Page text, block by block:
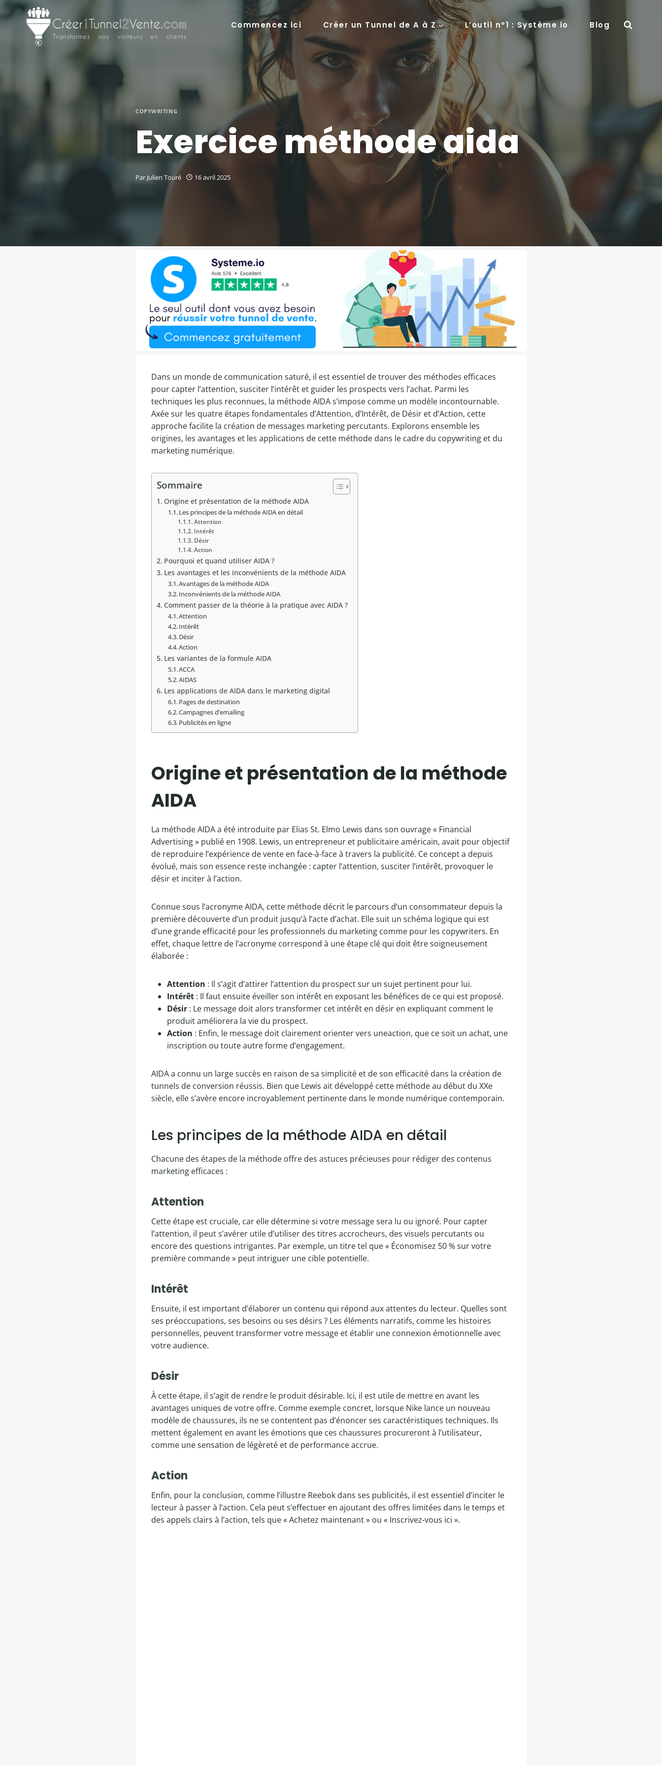
Aller
au
contenu
Commencez ici Créer un Tunnel de A à Z L’outil n°1 : Système io Blog
COPYWRITING
Exercice méthode aida
Par Julien Touré 16 avril 2025
Dans un monde de communication saturé, il est essentiel de trouver des méthodes efficaces
pour capter l’attention, susciter l’intérêt et guider les prospects vers l’achat. Parmi les
techniques les plus reconnues, la méthode AIDA s’impose comme un modèle incontournable.
Axée sur les quatre étapes fondamentales d’Attention, d’Intérêt, de Désir et d’Action, cette
approche facilite la création de messages marketing percutants. Explorons ensemble les
origines, les avantages et les applications de cette méthode dans le cadre du copywriting et du
marketing numérique.
Sommaire
Origine et présentation de la méthode AIDA
Les principes de la méthode AIDA en détail
Attention
Intérêt
Désir
Action
Pourquoi et quand utiliser AIDA ?
Les avantages et les inconvénients de la méthode AIDA
Avantages de la méthode AIDA
Inconvénients de la méthode AIDA
Comment passer de la théorie à la pratique avec AIDA ?
Attention
Intérêt
Désir
Action
Les variantes de la formule AIDA
ACCA
AIDAS
Les applications de AIDA dans le marketing digital
Pages de destination
Campagnes d’emailing
Publicités en ligne
Origine et présentation de la méthode
AIDA
La méthode AIDA a été introduite par Elias St. Elmo Lewis dans son ouvrage « Financial
Advertising » publié en 1908. Lewis, un entrepreneur et publicitaire américain, avait pour objectif
de reproduire l’expérience de vente en face-à-face à travers la publicité. Ce concept a depuis
évolué, mais son essence reste inchangée : capter l’attention, susciter l’intérêt, provoquer le
désir et inciter à l’action.
Connue sous l’acronyme AIDA, cette méthode décrit le parcours d’un consommateur depuis la
première découverte d’un produit jusqu’à l’acte d’achat. Elle suit un schéma logique qui est
d’une grande efficacité pour les professionnels du marketing comme pour les copywriters. En
effet, chaque lettre de l’acronyme correspond à une étape clé qui doit être soigneusement
élaborée :
Attention : Il s’agit d’attirer l’attention du prospect sur un sujet pertinent pour lui.
Intérêt : Il faut ensuite éveiller son intérêt en exposant les bénéfices de ce qui est proposé.
Désir : Le message doit alors transformer cet intérêt en désir en expliquant comment le
produit améliorera la vie du prospect.
Action : Enfin, le message doit clairement orienter vers uneaction, que ce soit un achat, une
inscription ou toute autre forme d’engagement.
AIDA a connu un large succès en raison de sa simplicité et de son efficacité dans la création de
tunnels de conversion réussis. Bien que Lewis ait développé cette méthode au début du XXe
siècle, elle s’avère encore incroyablement pertinente dans le monde numérique contemporain.
Les principes de la méthode AIDA en détail
Chacune des étapes de la méthode offre des astuces précieuses pour rédiger des contenus
marketing efficaces :
Attention
Cette étape est cruciale, car elle détermine si votre message sera lu ou ignoré. Pour capter
l’attention, il peut s’avérer utile d’utiliser des titres accrocheurs, des visuels percutants ou
encore des questions intrigantes. Par exemple, un titre tel que « Économisez 50 % sur votre
première commande » peut intriguer une cible potentielle.
Intérêt
Ensuite, il est important d’élaborer un contenu qui répond aux attentes du lecteur. Quelles sont
ses préoccupations, ses besoins ou ses désirs ? Les éléments narratifs, comme les histoires
personnelles, peuvent transformer votre message et établir une connexion émotionnelle avec
votre audience.
Désir
À cette étape, il s’agit de rendre le produit désirable. Ici, il est utile de mettre en avant les
avantages uniques de votre offre. Comme exemple concret, lorsque Nike lance un nouveau
modèle de chaussures, ils ne se contentent pas d’énoncer ses caractéristiques techniques. Ils
mettent également en avant les émotions que ces chaussures procureront à l’utilisateur,
comme une sensation de légèreté et de performance accrue.
Action
Enfin, pour la conclusion, comme l’illustre Reebok dans ses publicités, il est essentiel d’inciter le
lecteur à passer à l’action. Cela peut s’effectuer en ajoutant des offres limitées dans le temps et
des appels clairs à l’action, tels que « Achetez maintenant » ou « Inscrivez-vous ici ».